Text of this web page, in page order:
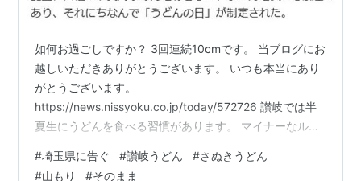
如何お過ごしですか？ 3回連続10cmです。 当ブログにお
越しいただきありがとうございます。 いつも本当にあり
がとうございます。
https://news.nissyoku.co.jp/today/572726 讃岐では半
夏生にうどんを食べる習慣があります。 マイナーなルー
月2日を「うどんの日」に制定しております。私のブログ
#埼玉県に告ぐ #讃岐うどん #さぬきうどん
#山もり #そのまま